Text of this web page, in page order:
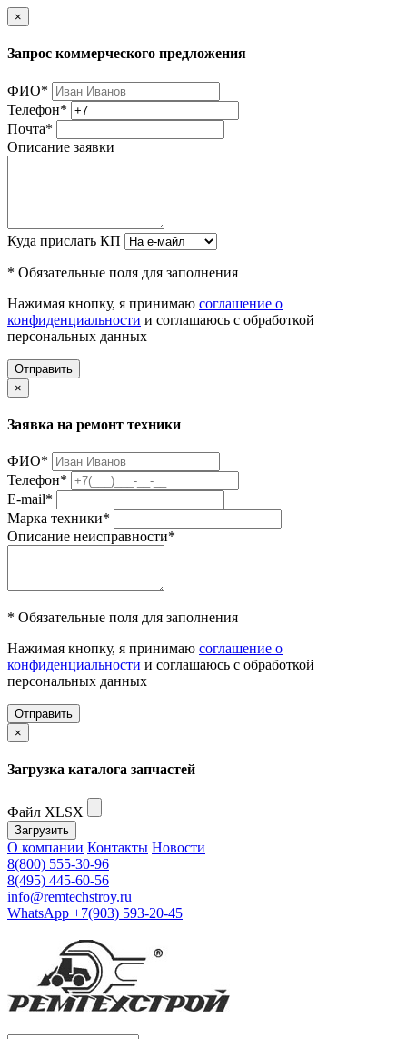
×
Запрос коммерческого предложения
ФИО*
Телефон*
Почта*
Описание заявки
Куда прислать КП
* Обязательные поля для заполнения
Нажимая кнопку, я принимаю соглашение о
конфиденциальности и соглашаюсь с обработкой
персональных данных
Отправить
×
Заявка на ремонт техники
ФИО*
Телефон*
E-mail*
Марка техники*
Описание неисправности*
* Обязательные поля для заполнения
Нажимая кнопку, я принимаю соглашение о
конфиденциальности и соглашаюсь с обработкой
персональных данных
Отправить
×
Загрузка каталога запчастей
Файл XLSX
Загрузить
О компании Контакты Новости
8(800) 555-30-96
8(495) 445-60-56
info@remtechstroy.ru
WhatsApp +7(903) 593-20-45